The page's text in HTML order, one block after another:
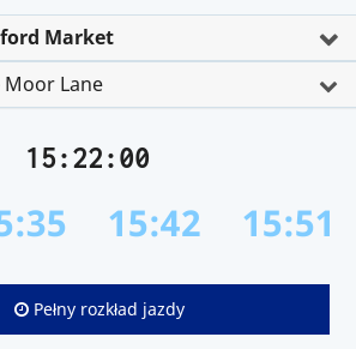
Market
Lane
15:22:00
15:42 15:51
Pełny rozkład jazdy